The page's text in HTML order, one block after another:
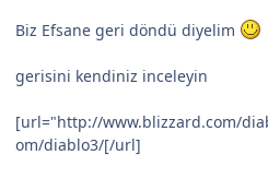
Biz Efsane geri döndü diyelim
gerisini kendiniz inceleyin
[url="http://www.blizzard.com/
om/diablo3/[/url]